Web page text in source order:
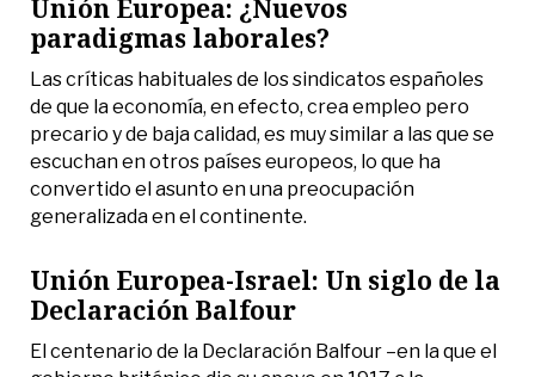
Unión Europea: ¿Nuevos
paradigmas laborales?
Las críticas habituales de los sindicatos españoles
de que la economía, en efecto, crea empleo pero
precario y de baja calidad, es muy similar a las que se
escuchan en otros países europeos, lo que ha
convertido el asunto en una preocupación
generalizada en el continente.
Unión Europea-Israel: Un siglo de la
Declaración Balfour
El centenario de la Declaración Balfour –en la que el